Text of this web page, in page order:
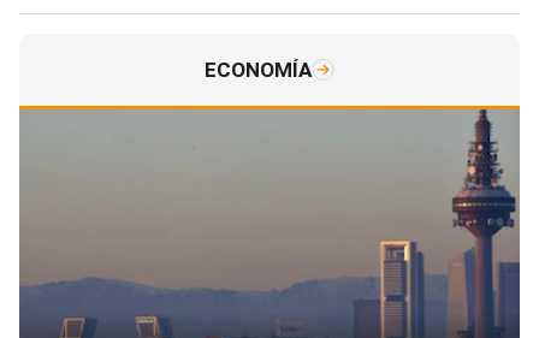
ECONOMÍA